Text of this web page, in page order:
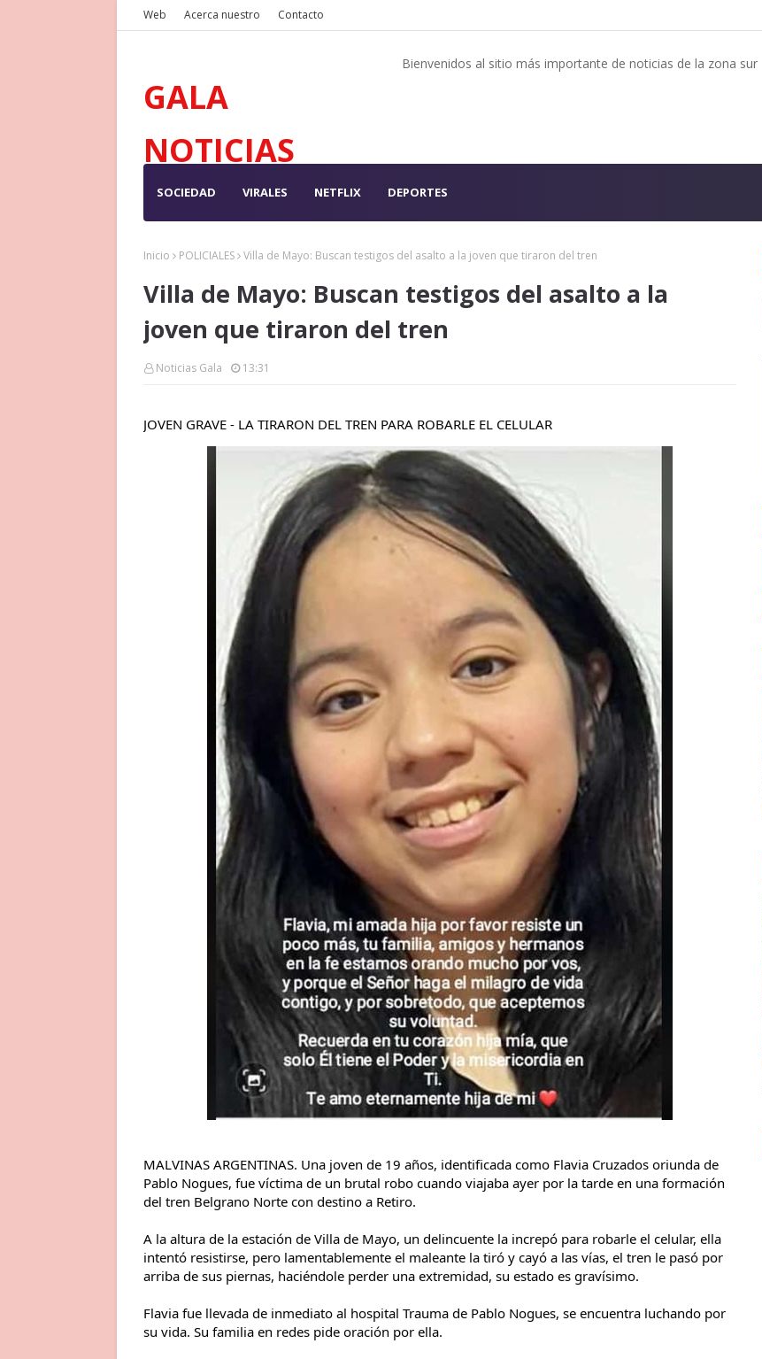
Web Acerca nuestro Contacto
GALA
NOTICIAS
Bienvenidos al sitio más importante de noticias de la zona sur
SOCIEDAD VIRALES NETFLIX DEPORTES
Inicio POLICIALES Villa de Mayo: Buscan testigos del asalto a la joven que tiraron del tren
Villa de Mayo: Buscan testigos del asalto a la
joven que tiraron del tren
Noticias Gala 13:31
JOVEN GRAVE - LA TIRARON DEL TREN PARA ROBARLE EL CELULAR
MALVINAS ARGENTINAS. Una joven de 19 años, identificada como Flavia Cruzados oriunda de
Pablo Nogues, fue víctima de un brutal robo cuando viajaba ayer por la tarde en una formación
del tren Belgrano Norte con destino a Retiro.
A la altura de la estación de Villa de Mayo, un delincuente la increpó para robarle el celular, ella
intentó resistirse, pero lamentablemente el maleante la tiró y cayó a las vías, el tren le pasó por
arriba de sus piernas, haciéndole perder una extremidad, su estado es gravísimo.
Flavia fue llevada de inmediato al hospital Trauma de Pablo Nogues, se encuentra luchando por
su vida. Su familia en redes pide oración por ella.